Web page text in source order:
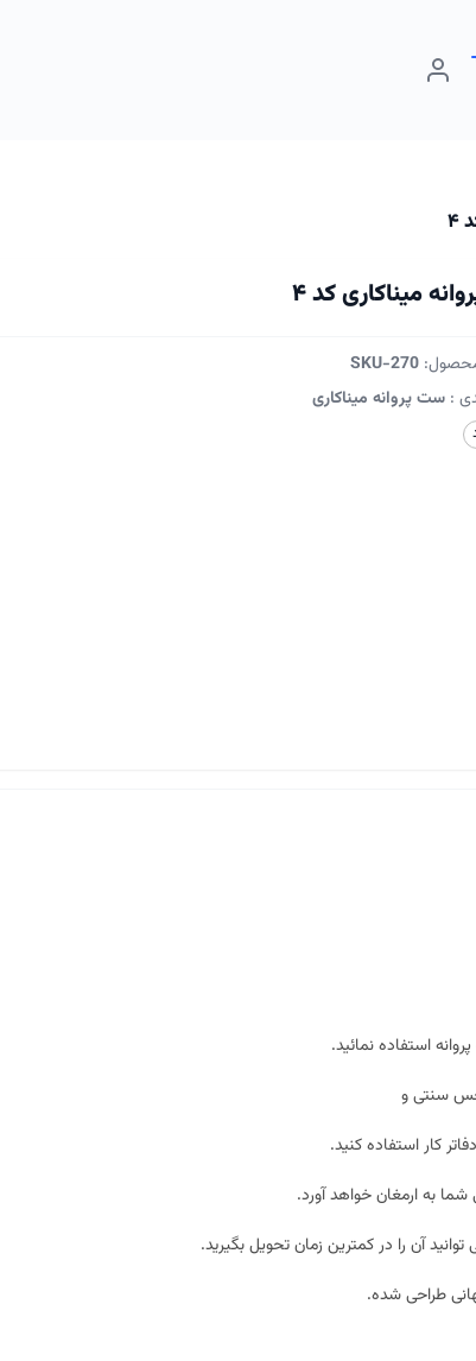
میناکاری کد ۴
SKU-270
:ست پروانه میناکاری
استفاده نمائید.
حس سنتی و
کار استفاده کنید.
شما به ارمغان خواهد آورد.
آن را در کمترین زمان تحویل بگیرید.
طراحی شده.